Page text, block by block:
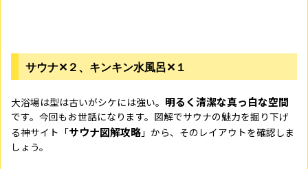
サウナ✕２、キンキン水風呂✕１
大浴場は型は古いがシケには強い。 明るく清潔な真っ白な空間
です。今回もお世話になります。図解でサウナの魅力を掘り下げ
る神サイト「サウナ図解攻略 」から、そのレイアウトを確認しま
しょう。